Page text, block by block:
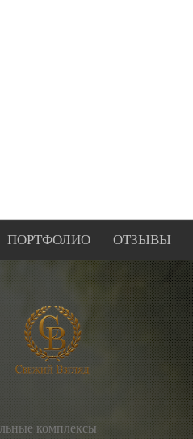
ПОРТФОЛИО ОТЗЫВЫ
комплексы